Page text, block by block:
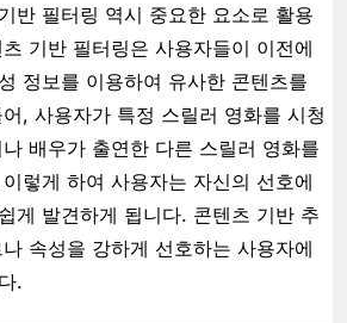
반 필터링 역시 중요한 요소로 활용
기반 필터링은 사용자들이 이전에
정보를 이용하여 유사한 콘텐츠를
, 사용자가 특정 스릴러 영화를 시청
배우가 출연한 다른 스릴러 영화를
렇게 하여 사용자는 자신의 선호에
게 발견하게 됩니다. 콘텐츠 기반 추
속성을 강하게 선호하는 사용자에
.